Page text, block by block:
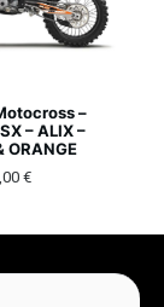
–
– ALIX –
ORANGE
€